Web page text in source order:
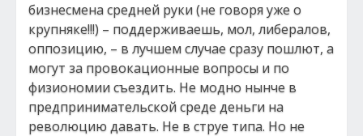
бизнесмена средней руки (не говоря уже о
крупняке!!!) – поддерживаешь, мол, либералов,
оппозицию, – в лучшем случае сразу пошлют, а
могут за провокационные вопросы и по
физиономии съездить. Не модно нынче в
предпринимательской среде деньги на
революцию давать. Не в струе типа. Но не